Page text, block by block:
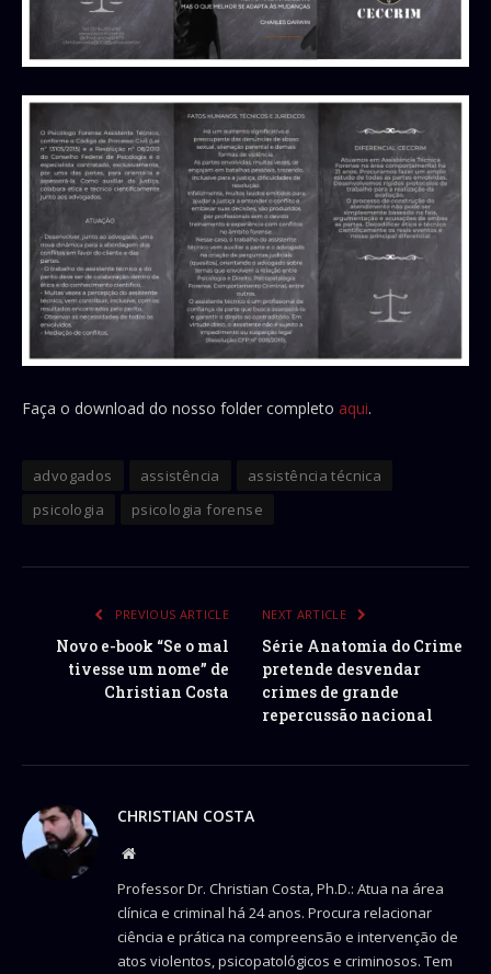
Faça o download do nosso folder completo aqui.
advogados assistência
assistência técnica
psicologia
psicologia forense
PREVIOUS ARTICLE
Novo e-book “Se o mal
tivesse um nome” de
Christian Costa
NEXT ARTICLE
Série Anatomia do Crime
pretende desvendar
crimes de grande
repercussão nacional
CHRISTIAN COSTA
Website
Professor Dr. Christian Costa, Ph.D.: Atua na área
clínica e criminal há 24 anos. Procura relacionar
ciência e prática na compreensão e intervenção de
atos violentos, psicopatológicos e criminosos. Tem